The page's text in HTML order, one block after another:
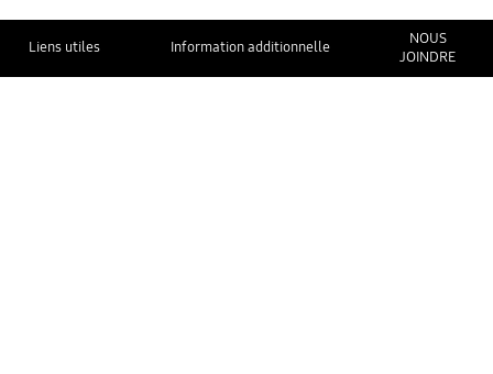
Liens utiles Information additionnelle
NOUS
JOINDRE